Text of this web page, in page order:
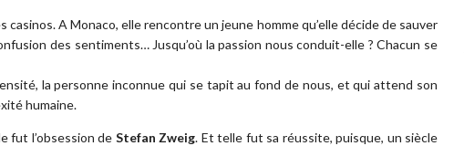
A Monaco, elle rencontre un jeune homme qu’elle décide de sauver
des sentiments… Jusqu’où la passion nous conduit-elle ? Chacun se
la personne inconnue qui se tapit au fond de nous, et qui attend son
humaine.
fut l’obsession de Stefan Zweig. Et telle fut sa réussite, puisque, un siècle